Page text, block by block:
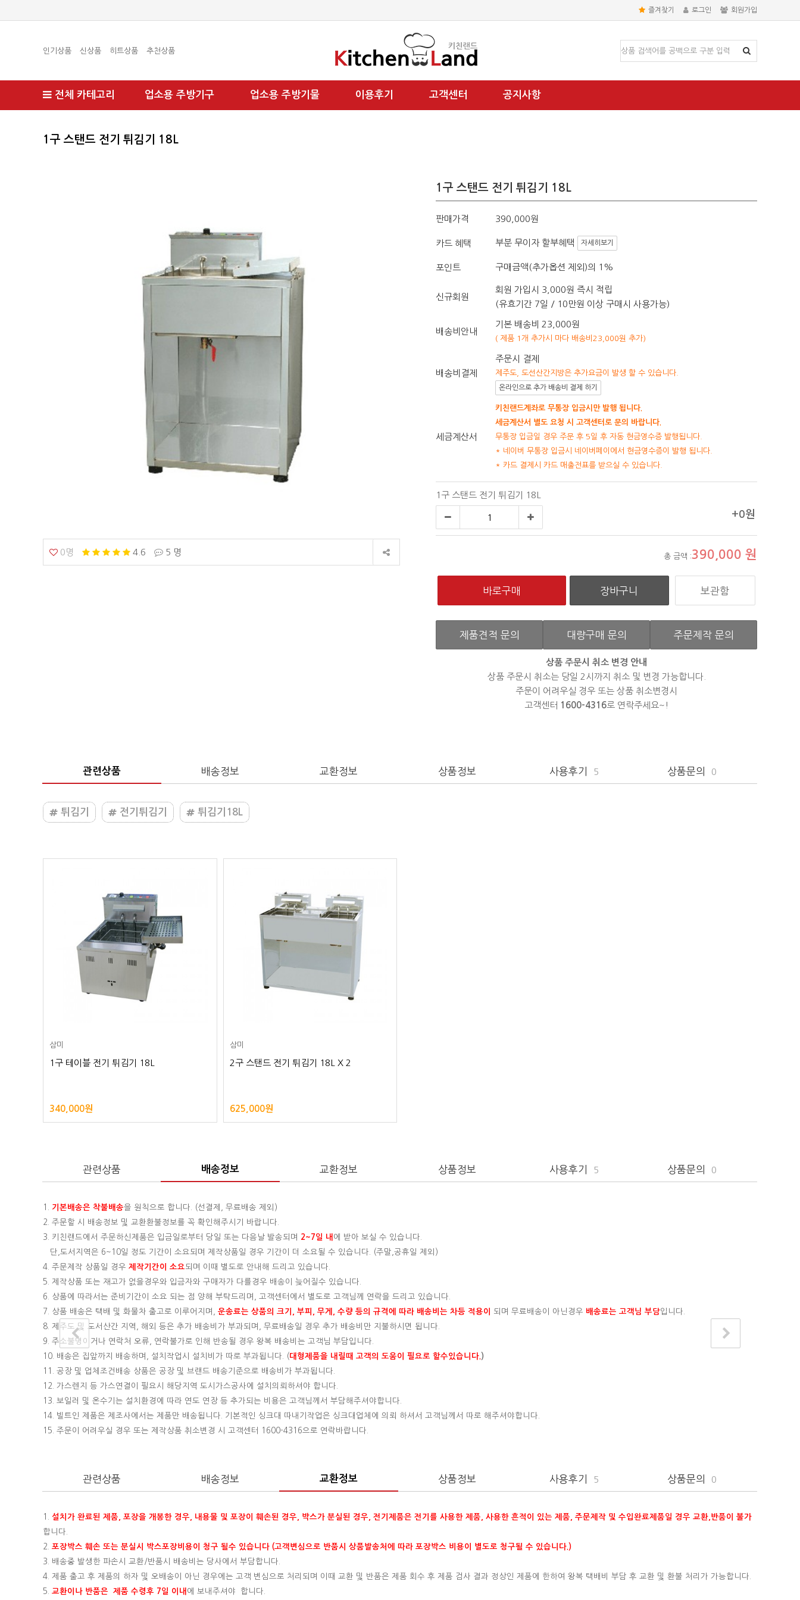
즐겨찾기 로그인 회원가입
인기상품 신상품 히트상품 추천상품
전체 카테고리 업소용 주방기구 업소용 주방기물 이용후기 고객센터 공지사항
1구 스탠드 전기 튀김기 18L
0명 4.6 5 명
1구 스탠드 전기 튀김기 18L
판매가격 390,000원
카드 혜택 부분 무이자 할부혜택 자세히보기
포인트 구매금액(추가옵션 제외)의 1%
신규회원
회원 가입시 3,000원 즉시 적립
(유효기간 7일 / 10만원 이상 구매시 사용가능)
배송비안내
기본 배송비 23,000원
( 제품 1개 추가시 마다 배송비23,000원 추가)
배송비결제
주문시 결제
제주도, 도선산간지방은 추가요금이 발생 할 수 있습니다.
온라인으로 추가 배송비 결제 하기
세금계산서
키친랜드계좌로 무통장 입금시만 발행 됩니다.
세금계산서 별도 요청 시 고객센터로 문의 바랍니다.
무통장 입금일 경우 주문 후 5일 후 자동 현금영수증 발행됩니다.
* 네이버 무통장 입금시 네이버페이에서 현금영수증이 발행 됩니다.
* 카드 결제시 카드 매출전표를 받으실 수 있습니다.
1구 스탠드 전기 튀김기 18L
+0원
총 금액 :390,000 원
보관함
제품견적 문의 대량구매 문의 주문제작 문의
상품 주문시 취소 변경 안내
상품 주문시 취소는 당일 2시까지 취소 및 변경 가능합니다.
주문이 어려우실 경우 또는 상품 취소변경시
고객센터 1600-4316로 연락주세요~!
관련상품 배송정보 교환정보 상품정보 사용후기 5 상품문의 0
튀김기 전기튀김기 튀김기18L
삼미
1구 테이블 전기 튀김기 18L
340,000원
삼미
2구 스탠드 전기 튀김기 18L X 2
625,000원
관련상품 배송정보 교환정보 상품정보 사용후기 5 상품문의 0
1. 기본배송은 착불배송을 원칙으로 합니다. (선결제, 무료배송 제외)
2. 주문할 시 배송정보 및 교환환불정보를 꼭 확인해주시기 바랍니다.
3. 키친랜드에서 주문하신제품은 입금일로부터 당일 또는 다음날 발송되며
2~7일 내 에 받아 보실 수 있습니다.
단,도서지역은 6~10일 정도 기간이 소요되며 제작상품일 경우 기간이 더 소요될 수 있습니다. (주말,공휴일 제외)
4. 주문제작 상품일 경우 제작기간이 소요 되며 이때 별도로 안내해 드리고 있습니다.
5. 제작상품 또는 재고가 없을경우와 입금자와 구매자가 다를경우 배송이 늦어질수 있습니다.
6. 상품에 따라서는 준비기간이 소요 되는 점 양해 부탁드리며, 고객센터에서 별도로 고객님께 연락을 드리고 있습니다.
7. 상품 배송은 택배 및 화물차 출고로 이루어지며, 운송료는 상품의 크기, 부피, 무게, 수량 등의 규격에 따라 배송비는 차등 적용이 되며 무료배송이 아닌경우 배송료는 고객님 부담입니다.
8. 제주도 및 도서산간 지역, 해외 등은 추가 배송비가 부과되며, 무료배송일 경우 추가 배송비만 지불하시면 됩니다.
9. 주소불명이거나 연락처 오류, 연락불가로 인해 반송될 경우 왕복 배송비는 고객님 부담입니다.
10. 배송은 집앞까지 배송하며, 설치작업시 설치비가 따로 부과됩니다. (대형제품을 내릴때 고객의 도움이 필요로 할수있습니다. )
11. 공장 및 업체조건배송 상품은 공장 및 브랜드 배송기준으로 배송비가 부과됩니다.
12. 가스렌지 등 가스연결이 필요시 해당지역 도시가스공사에 설치의뢰하셔야 합니다.
13. 보일러 및 온수기는 설치환경에 따라 연도 연장 등 추가되는 비용은 고객님께서 부담해주셔야합니다.
14. 빌트인 제품은 제조사에서는 제품만 배송됩니다. 기본적인 싱크대 따내기작업은 싱크대업체에 의뢰 하셔서 고객님께서 따로 해주셔야합니다.
15. 주문이 어려우실 경우 또는 제작상품 취소변경 시 고객센터 1600-4316으로 연락바랍니다.
관련상품 배송정보 교환정보 상품정보 사용후기 5 상품문의 0
1. 설치가 완료된 제품, 포장을 개봉한 경우, 내용물 및 포장이 훼손된 경우, 박스가 분실된 경우, 전기제품은 전기를 사용한 제품, 사용한 흔적이 있는 제품, 주문제작 및 수입완료제품일 경우 교환,반품이 불가
합니다.
2. 포장박스 훼손 또는 분실시 박스포장비용이 청구 될수 있습니다 (고객변심으로 반품시 상품발송처에 따라 포장박스 비용이 별도로 청구될 수 있습니다.)
3. 배송중 발생한 파손시 교환/반품시 배송비는 당사에서 부담합니다.
4. 제품 출고 후 제품의 하자 및 오배송이 아닌 경우에는 고객 변심으로 처리되며 이때 교환 및 반품은 제품 회수 후 제품 검사 결과 정상인 제품에 한하여 왕복 택배비 부담 후 교환 및 환불 처리가 가능합니다.
5. 교환이나 반품은 제품 수령후 7일 이내 에 보내주셔야 합니다.